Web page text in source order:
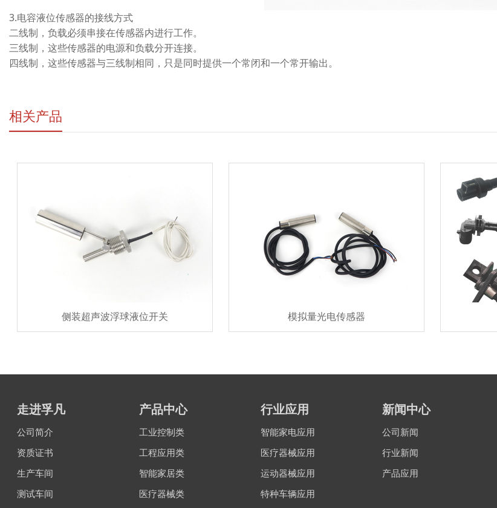
3.电容液位传感器的接线方式
二线制，负载必须串接在传感器内进行工作。
三线制，这些传感器的电源和负载分开连接。
四线制，这些传感器与三线制相同，只是同时提供一个常闭和一个常开输出。
相关产品
侧装超声波浮球液位开关 模拟量光电传感器
走进孚凡
公司简介
资质证书
生产车间
测试车间
产品中心
工业控制类
工程应用类
智能家居类
医疗器械类
行业应用
智能家电应用
医疗器械应用
运动器械应用
特种车辆应用
新闻中心
公司新闻
行业新闻
产品应用